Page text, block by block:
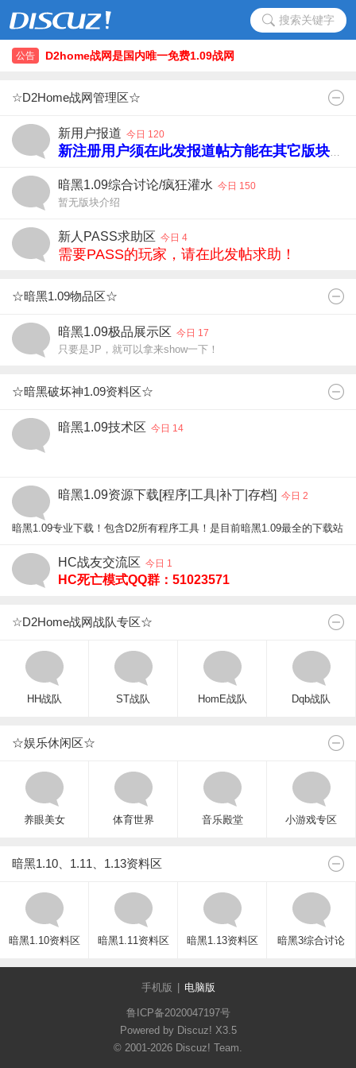
搜索关键字
公告
D2home战网是国内唯一免费1.09战网
☆D2Home战网管理区☆
新用户报道 今日 120
新注册用户须在此发报道帖方能在其它版块发帖！
暗黑1.09综合讨论/疯狂灌水 今日 150
暂无版块介绍
新人PASS求助区 今日 4
需要PASS的玩家，请在此发帖求助！
☆暗黑1.09物品区☆
暗黑1.09极品展示区 今日 17
只要是JP，就可以拿来show一下！
☆暗黑破坏神1.09资料区☆
暗黑1.09技术区 今日 14
SOR法师 |AMA亚马逊|BAR野蛮人|ASN 刺客| PAL圣骑士|NEC死灵
游戏心得；经验分享；技术交流！
暗黑1.09资源下载[程序|工具|补丁|存档] 今日 2
暗黑1.09专业下载！包含D2所有程序工具！是目前暗黑1.09最全的下载站点
暗黑1.09精品工具下载
HC战友交流区 今日 1
HC死亡模式QQ群：51023571
☆D2Home战网战队专区☆
HH战队 ST战队 HomE战队 Dqb战队
☆娱乐休闲区☆
养眼美女 体育世界 音乐殿堂 小游戏专区
暗黑1.10、1.11、1.13资料区
暗黑1.10资料区 暗黑1.11资料区 暗黑1.13资料区 暗黑3综合讨论
手机版 电脑版
鲁ICP备2020047197号
Powered by Discuz! X3.5
© 2001-2026 Discuz! Team.